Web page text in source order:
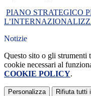
PIANO STRATEGICO
Notizie
Questo sito o gli strumenti
cookie necessari al
COOKIE POLICY.
Personalizza Rifiuta tutti